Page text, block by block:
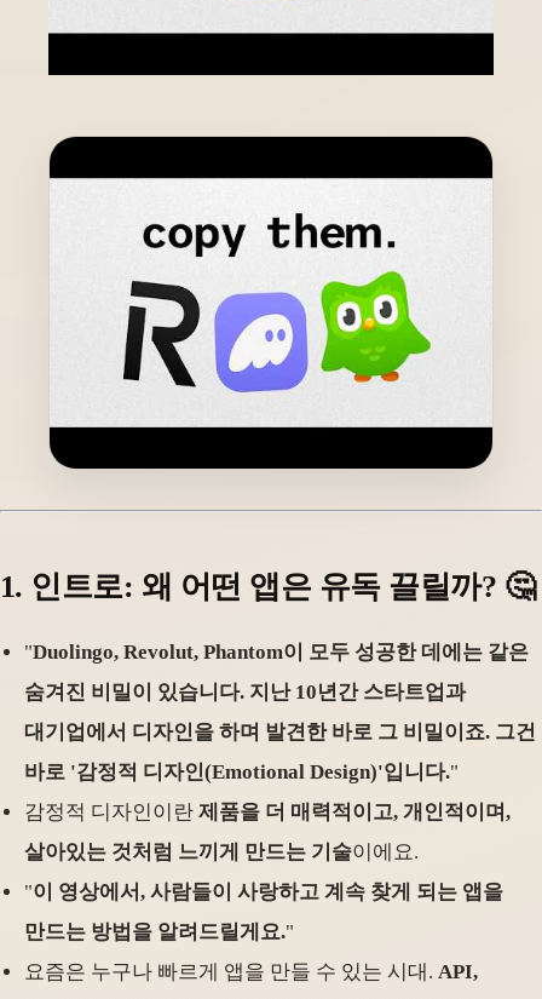
1. 인트로: 왜 어떤 앱은 유독 끌릴까? 🤔
"Duolingo, Revolut, Phantom이 모두 성공한 데에는 같은
숨겨진 비밀이 있습니다. 지난 10년간 스타트업과
대기업에서 디자인을 하며 발견한 바로 그 비밀이죠. 그건
바로 '감정적 디자인(Emotional Design)'입니다."
감정적 디자인이란 제품을 더 매력적이고, 개인적이며,
살아있는 것처럼 느끼게 만드는 기술이에요.
"이 영상에서, 사람들이 사랑하고 계속 찾게 되는 앱을
만드는 방법을 알려드릴게요."
요즘은 누구나 빠르게 앱을 만들 수 있는 시대. API,